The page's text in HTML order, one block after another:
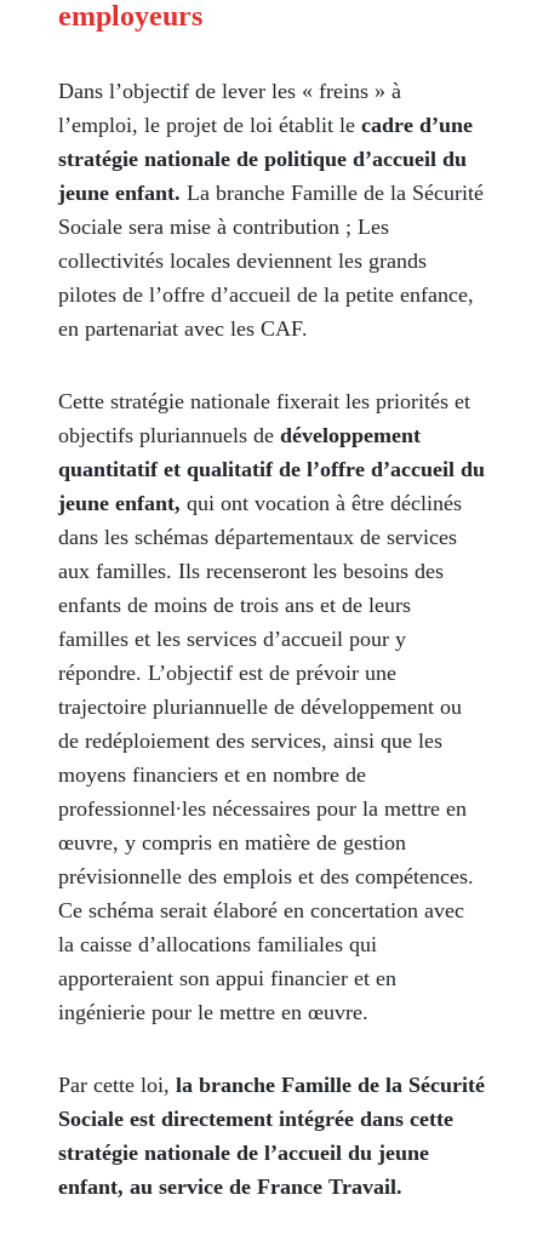
employeurs
Dans l’objectif de lever les « freins » à
l’emploi, le projet de loi établit le cadre d’une
stratégie nationale de politique d’accueil du
jeune enfant. La branche Famille de la Sécurité
Sociale sera mise à contribution ; Les
collectivités locales deviennent les grands
pilotes de l’offre d’accueil de la petite enfance,
en partenariat avec les CAF.
Cette stratégie nationale fixerait les priorités et
objectifs pluriannuels de développement
quantitatif et qualitatif de l’offre d’accueil du
jeune enfant, qui ont vocation à être déclinés
dans les schémas départementaux de services
aux familles. Ils recenseront les besoins des
enfants de moins de trois ans et de leurs
familles et les services d’accueil pour y
répondre. L’objectif est de prévoir une
trajectoire pluriannuelle de développement ou
de redéploiement des services, ainsi que les
moyens financiers et en nombre de
professionnel∙les nécessaires pour la mettre en
œuvre, y compris en matière de gestion
prévisionnelle des emplois et des compétences.
Ce schéma serait élaboré en concertation avec
la caisse d’allocations familiales qui
apporteraient son appui financier et en
ingénierie pour le mettre en œuvre.
Par cette loi, la branche Famille de la Sécurité
Sociale est directement intégrée dans cette
stratégie nationale de l’accueil du jeune
enfant, au service de France Travail.